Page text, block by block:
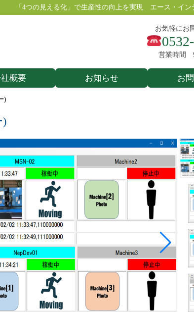
「4つの見える化」で生産性の向上を実現 エース・イン
お気軽にお
営業時間
概要 お知らせ お
)
)